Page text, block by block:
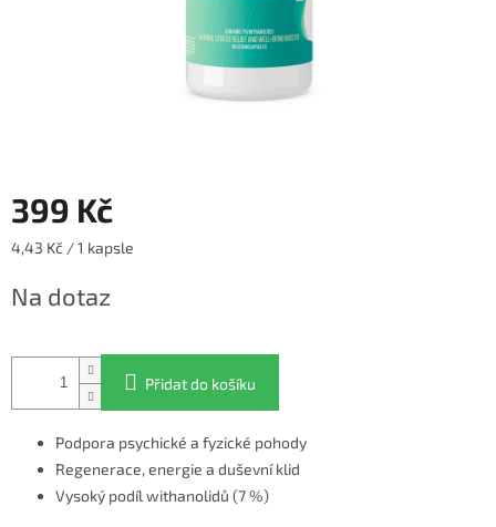
399 Kč
Měrná
4,43 Kč / 1 kapsle
Na dotaz
Přidat do košíku
Podpora psychické a fyzické pohody
Regenerace, energie a duševní klid
Vysoký podíl withanolidů (7 %)